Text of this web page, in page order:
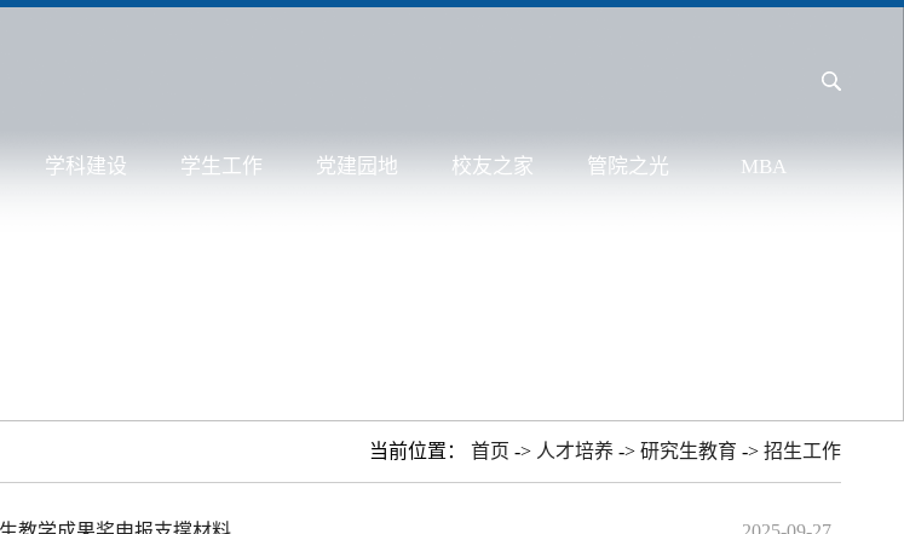
学科建设 学生工作 党建园地 校友之家 管院之光 MBA
当前位置： 首页 -> 人才培养 -> 研究生教育 -> 招生工作